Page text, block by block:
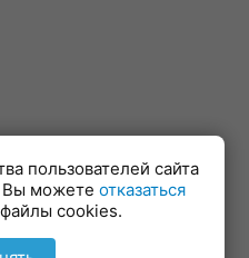
пользователей сайта
Вы можете отказаться
файлы cookies.